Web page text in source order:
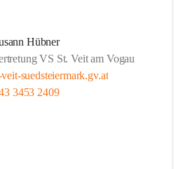
Hübner
VS St. Veit am Vogau
suedsteiermark.gv.at
3453 2409